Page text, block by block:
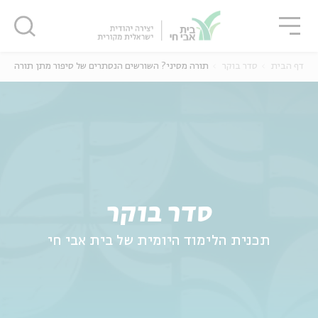
סדר בוקר
תכנית הלימוד היומית של בית אבי חי
דף הבית סדר בוקר תורה מסיני? השורשים הנסתרים של סיפור מתן תורה
סגור